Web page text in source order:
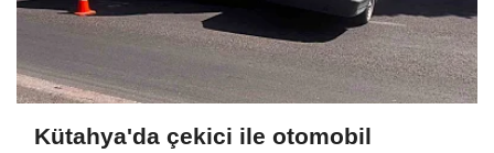
Kütahya'da çekici ile otomobil